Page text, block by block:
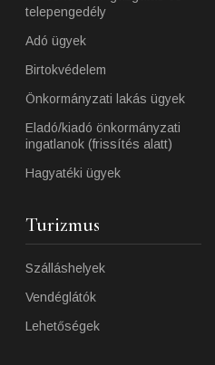
telepengedély
Adó ügyek
Birtokvédelem
Önkormányzati lakás ügyek
Eladó/kiadó önkormányzati
ingatlanok (frissítés alatt)
Hagyatéki ügyek
Turizmus
Szálláshelyek
Vendéglátók
Lehetőségek